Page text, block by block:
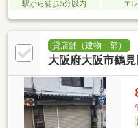
駅から徒歩5分以内
エ
貸店舗（建物一部）
大阪府大阪市鶴